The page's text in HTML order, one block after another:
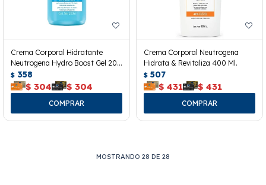
Crema Corporal Hidratante
Neutrogena Hydro Boost Gel 200
Ml.
$ 358
$ 304 $ 304
Crema Corporal Neutrogena
Hidrata & Revitaliza 400 Ml.
$ 507
$ 431 $ 431
MOSTRANDO 28 DE 28